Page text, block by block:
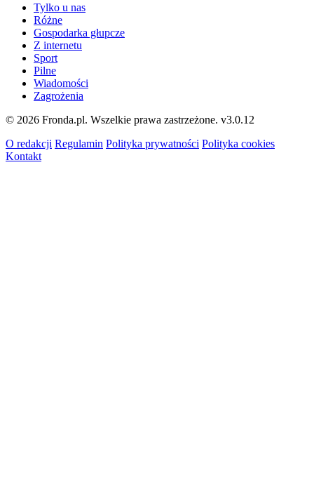
Tylko u nas
Różne
Gospodarka głupcze
Z internetu
Sport
Pilne
Wiadomości
Zagrożenia
© 2026 Fronda.pl. Wszelkie prawa zastrzeżone. v3.0.12
O redakcji Regulamin Polityka prywatności Polityka cookies
Kontakt